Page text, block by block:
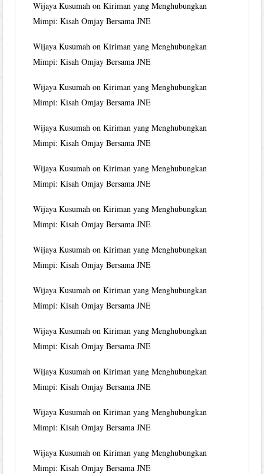
Wijaya Kusumah onKiriman yang Menghubungkan
Mimpi: Kisah Omjay Bersama JNE
Wijaya Kusumah onKiriman yang Menghubungkan
Mimpi: Kisah Omjay Bersama JNE
Wijaya Kusumah onKiriman yang Menghubungkan
Mimpi: Kisah Omjay Bersama JNE
Wijaya Kusumah onKiriman yang Menghubungkan
Mimpi: Kisah Omjay Bersama JNE
Wijaya Kusumah onKiriman yang Menghubungkan
Mimpi: Kisah Omjay Bersama JNE
Wijaya Kusumah onKiriman yang Menghubungkan
Mimpi: Kisah Omjay Bersama JNE
Wijaya Kusumah onKiriman yang Menghubungkan
Mimpi: Kisah Omjay Bersama JNE
Wijaya Kusumah onKiriman yang Menghubungkan
Mimpi: Kisah Omjay Bersama JNE
Wijaya Kusumah onKiriman yang Menghubungkan
Mimpi: Kisah Omjay Bersama JNE
Wijaya Kusumah onKiriman yang Menghubungkan
Mimpi: Kisah Omjay Bersama JNE
Wijaya Kusumah onKiriman yang Menghubungkan
Mimpi: Kisah Omjay Bersama JNE
Wijaya Kusumah onKiriman yang Menghubungkan
Mimpi: Kisah Omjay Bersama JNE